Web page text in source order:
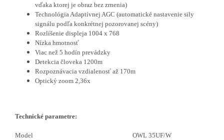
vďaka ktorej je obraz bez zrnenia)
Technológia Adaptívnej AGC (automatické nastavenie sily
signálu podľa konkrétnej pozorovanej scény)
Rozlíšenie displeja 1004 x 768
Nízka hmotnosť
Viac než 5 hodín prevádzky
Detekcia človeka 1200m
Rozpoznávacia vzdialenosť až 170m
Optický zoom 2,36x
Technické parametre:
Model
OWL 35UF/W